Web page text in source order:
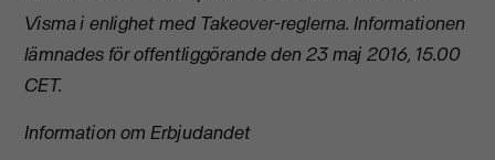
Visma i enlighet med Takeover-reglerna. Informationen
lämnades för offentliggörande den 23 maj 2016, 15.00
CET.
Information om Erbjudandet